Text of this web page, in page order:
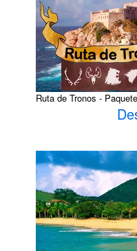
Ruta de Tronos -